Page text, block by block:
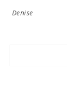
Denise